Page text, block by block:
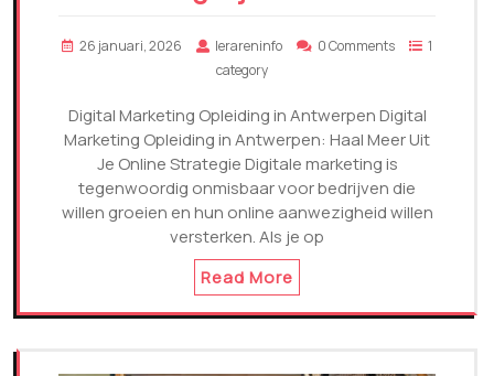
26 januari, 2026 lerareninfo 0 Comments
1
category
Digital Marketing Opleiding in Antwerpen Digital
Marketing Opleiding in Antwerpen: Haal Meer Uit
Je Online Strategie Digitale marketing is
tegenwoordig onmisbaar voor bedrijven die
willen groeien en hun online aanwezigheid willen
versterken. Als je op
Read More